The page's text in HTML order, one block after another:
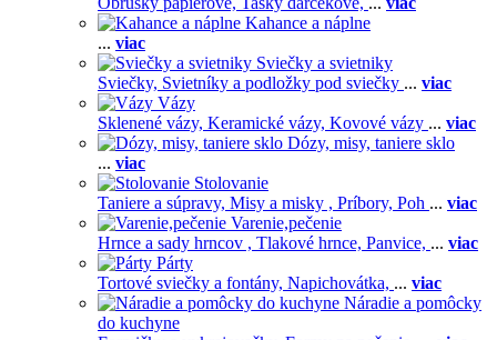
Kahance a náplne
... viac
Sviečky a svietniky
Sviečky, Svietníky a podložky pod sviečky ... viac
Vázy
Sklenené vázy, Keramické vázy, Kovové vázy ... viac
Dózy, misy, taniere sklo
... viac
Stolovanie
Taniere a súpravy, Misy a misky , Príbory, Poh ... viac
Varenie,pečenie
Hrnce a sady hrncov , Tlakové hrnce, Panvice, ... viac
Párty
Tortové sviečky a fontány, Napichovátka, ... viac
Náradie a pomôcky
do kuchyne